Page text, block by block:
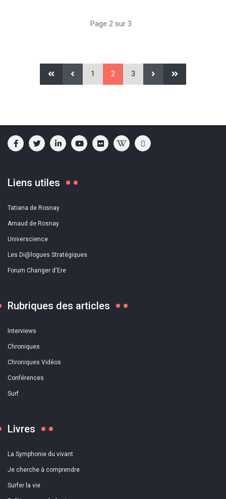
Page 2 sur 3
1 2 3
Liens utiles
Tatiana de Rosnay
Arnaud de Rosnay
Universcience
Les Di@logues Stratégiques
Forum Changer d'Ere
Rubriques des articles
Interviews
Chroniques
Chroniques Vidéos
Conférences
Surf
Livres
La Symphonie du vivant
Je cherche à comprendre
Surfer la vie